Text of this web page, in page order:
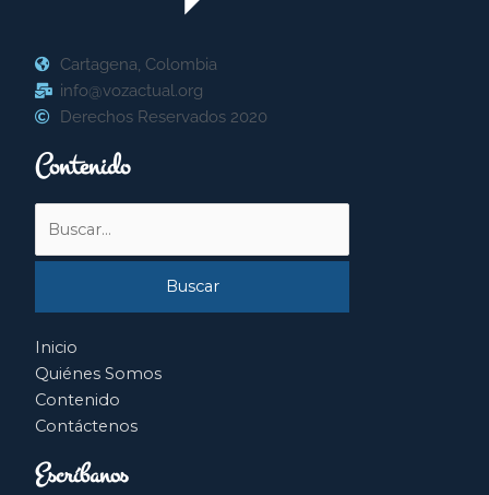
Cartagena, Colombia
info@vozactual.org
Derechos Reservados 2020
Contenido
por:
Inicio
Quiénes Somos
Contenido
Contáctenos
Escríbanos